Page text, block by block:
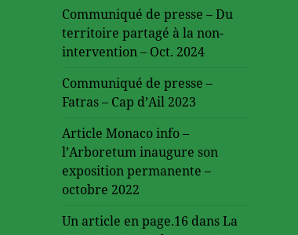
Communiqué de presse – Du
territoire partagé à la non-
intervention – Oct. 2024
Communiqué de presse –
Fatras – Cap d’Ail 2023
Article Monaco info –
l’Arboretum inaugure son
exposition permanente –
octobre 2022
Un article en page.16 dans La